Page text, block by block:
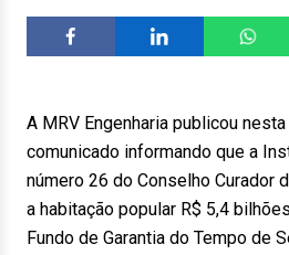
A MRV Engenharia publicou
comunicado informando que a
número 26 do Conselho Curador
a habitação popular R$ 5,4
Fundo de Garantia do Tempo de